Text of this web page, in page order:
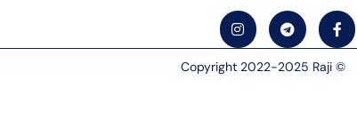
© Copyright 2022-2025 Raji